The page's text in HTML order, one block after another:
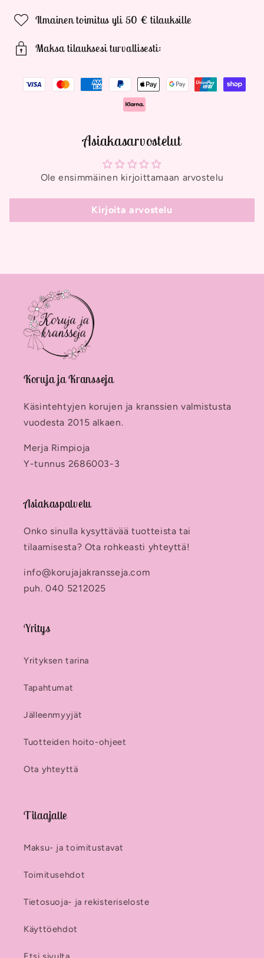
Ilmainen toimitus yli 50 € tilauksille
Maksa tilauksesi turvallisesti:
Asiakasarvostelut
Ole ensimmäinen kirjoittamaan arvostelu
Kirjoita arvostelu
Koruja ja Kransseja
Käsintehtyjen korujen ja kranssien valmistusta
vuodesta 2015 alkaen.
Merja Rimpioja
Y-tunnus 2686003-3
Asiakaspalvelu
Onko sinulla kysyttävää tuotteista tai
tilaamisesta? Ota rohkeasti yhteyttä!
info@korujajakransseja.com
puh. 040 5212025
Yritys
Yrityksen tarina
Tapahtumat
Jälleenmyyjät
Tuotteiden hoito-ohjeet
Ota yhteyttä
Tilaajalle
Maksu- ja toimitustavat
Toimitusehdot
Tietosuoja- ja rekisteriseloste
Käyttöehdot